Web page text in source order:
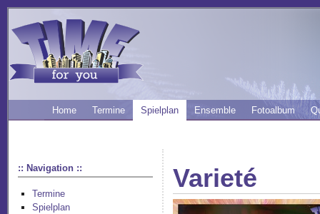
Home Termine Spielplan Ensemble Fotoalbum
:: Navigation ::
Termine
Spielplan
Varieté